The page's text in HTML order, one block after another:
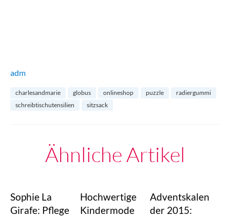
adm
charlesandmarie globus onlineshop puzzle
radiergummi
schreibtischutensilien
sitzsack
Ähnliche Artikel
Sophie La
Girafe: Pflege
Hochwertige
Kindermode
Adventskalen
der 2015: